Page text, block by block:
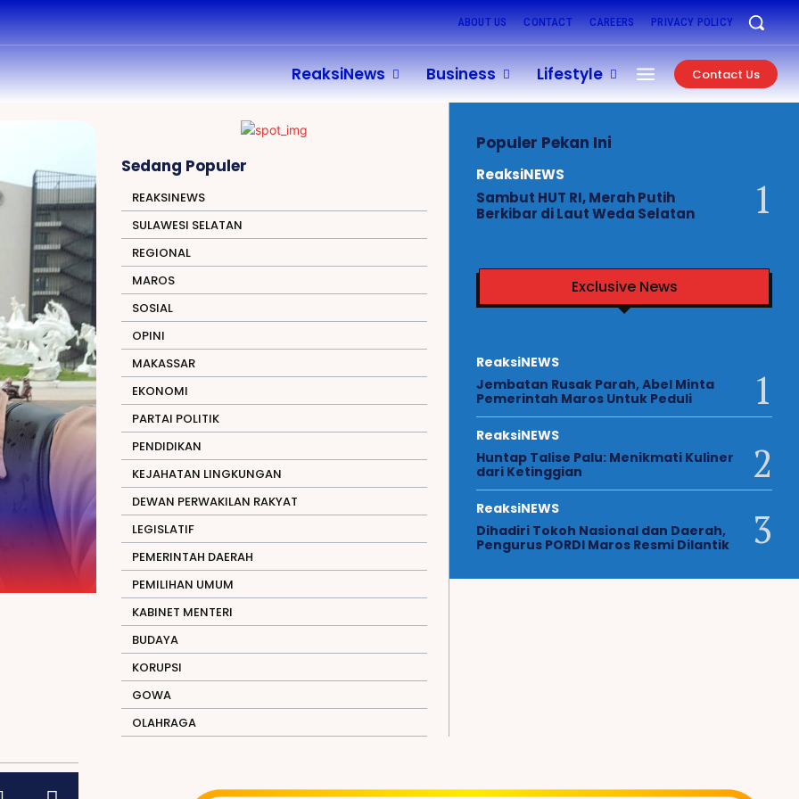
ABOUT US CONTACT CAREERS PRIVACY POLICY
ReaksiNews Business Lifestyle Contact Us
Sedang Populer
REAKSINEWS
SULAWESI SELATAN
REGIONAL
MAROS
SOSIAL
OPINI
MAKASSAR
EKONOMI
PARTAI POLITIK
PENDIDIKAN
KEJAHATAN LINGKUNGAN
DEWAN PERWAKILAN RAKYAT
LEGISLATIF
PEMERINTAH DAERAH
PEMILIHAN UMUM
KABINET MENTERI
BUDAYA
KORUPSI
GOWA
OLAHRAGA
Populer Pekan Ini
ReaksiNEWS
Sambut HUT RI, Merah Putih
Berkibar di Laut Weda Selatan
Exclusive News
ReaksiNEWS
Jembatan Rusak Parah, Abel Minta
Pemerintah Maros Untuk Peduli
ReaksiNEWS
Huntap Talise Palu: Menikmati Kuliner
dari Ketinggian
ReaksiNEWS
Dihadiri Tokoh Nasional dan Daerah,
Pengurus PORDI Maros Resmi Dilantik